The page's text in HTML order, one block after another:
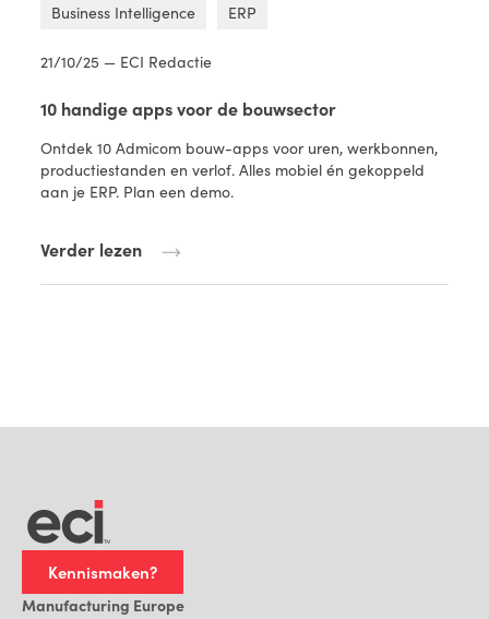
Business Intelligence ERP
21/10/25 — ECI Redactie
10 handige apps voor de bouwsector
Ontdek 10 Admicom bouw-apps voor uren, werkbonnen,
productiestanden en verlof. Alles mobiel én gekoppeld
aan je ERP. Plan een demo.
Verder lezen
Kennismaken?
Manufacturing Europe